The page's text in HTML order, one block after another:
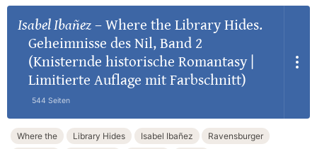
Isabel Ibañez– Where the Library Hides.
Geheimnisse des Nil, Band 2
(Knisternde historische Romantasy |
Limitierte Auflage mit Farbschnitt)
544 Seiten
Where the Library Hides Isabel Ibañez
Ravensburger